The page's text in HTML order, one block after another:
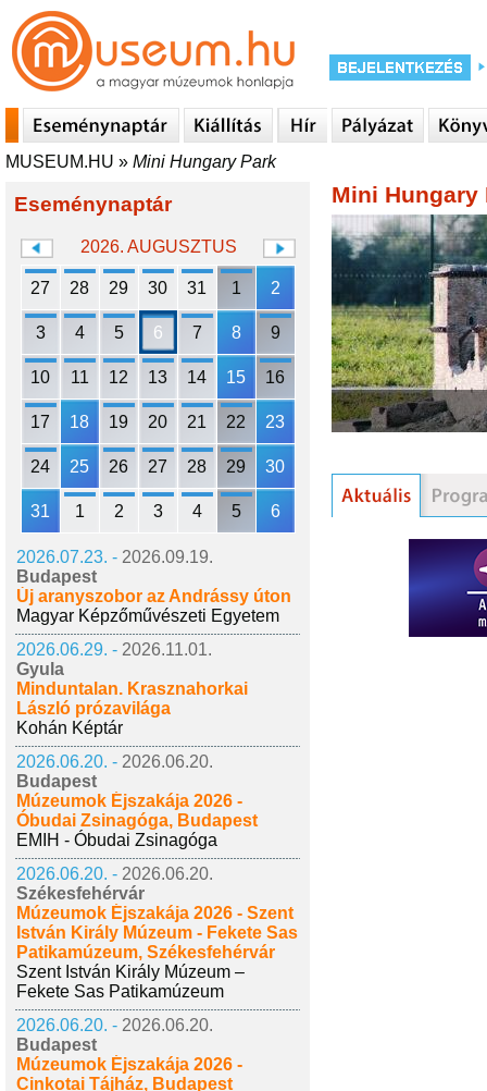
MUSEUM.HU » Mini Hungary Park
Eseménynaptár
2026. AUGUSZTUS
27 28 29 30 31 1 2
3 4 5 6 7 8 9
10 11 12 13 14 15 16
17 18 19 20 21 22 23
24 25 26 27 28 29 30
31 1 2 3 4 5 6
2026.07.23. - 2026.09.19.
Budapest
Új aranyszobor az Andrássy úton
Magyar Képzőművészeti Egyetem
2026.06.29. - 2026.11.01.
Gyula
Minduntalan. Krasznahorkai
László prózavilága
Kohán Képtár
2026.06.20. - 2026.06.20.
Budapest
Múzeumok Éjszakája 2026 -
Óbudai Zsinagóga, Budapest
EMIH - Óbudai Zsinagóga
2026.06.20. - 2026.06.20.
Székesfehérvár
Múzeumok Éjszakája 2026 - Szent
István Király Múzeum - Fekete Sas
Patikamúzeum, Székesfehérvár
Szent István Király Múzeum –
Fekete Sas Patikamúzeum
2026.06.20. - 2026.06.20.
Budapest
Múzeumok Éjszakája 2026 -
Cinkotai Tájház, Budapest
Mini Hungary